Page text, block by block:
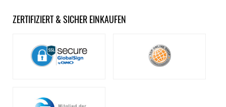
ZERTIFIZIERT & SICHER EINKAUFEN